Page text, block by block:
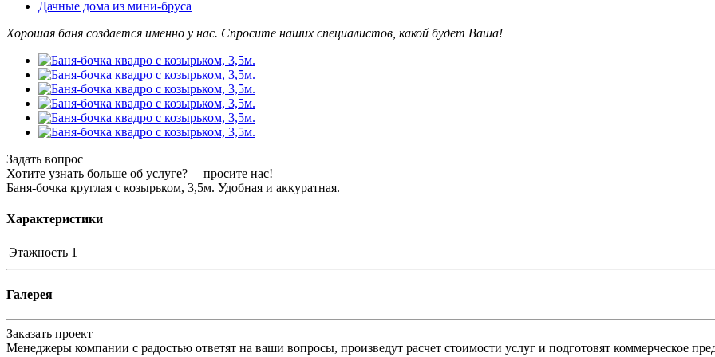
Дачные дома из мини-бруса
Хорошая баня создается именно у нас. Спросите наших специалистов , какой будет Ваша!
Задать вопрос
Хотите узнать больше об услуге? —просите нас!
Баня-бочка круглая с козырьком, 3,5м. Удобная и аккуратная.
Характеристики
Этажность 1
Галерея
Заказать проект
Менеджеры компании с радостью ответят на ваши вопросы, произведут расчет стоимости услуг и подготовят коммерческое